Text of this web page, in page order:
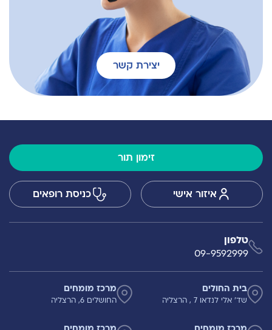
יצירת קשר
זימון תור
איזור אישי כניסת רופאים
טלפון
09-9592999
בית החולים
שד' אלי לנדאו 7 , הרצליה
מרכז מומחים
החושלים 6, הרצליה